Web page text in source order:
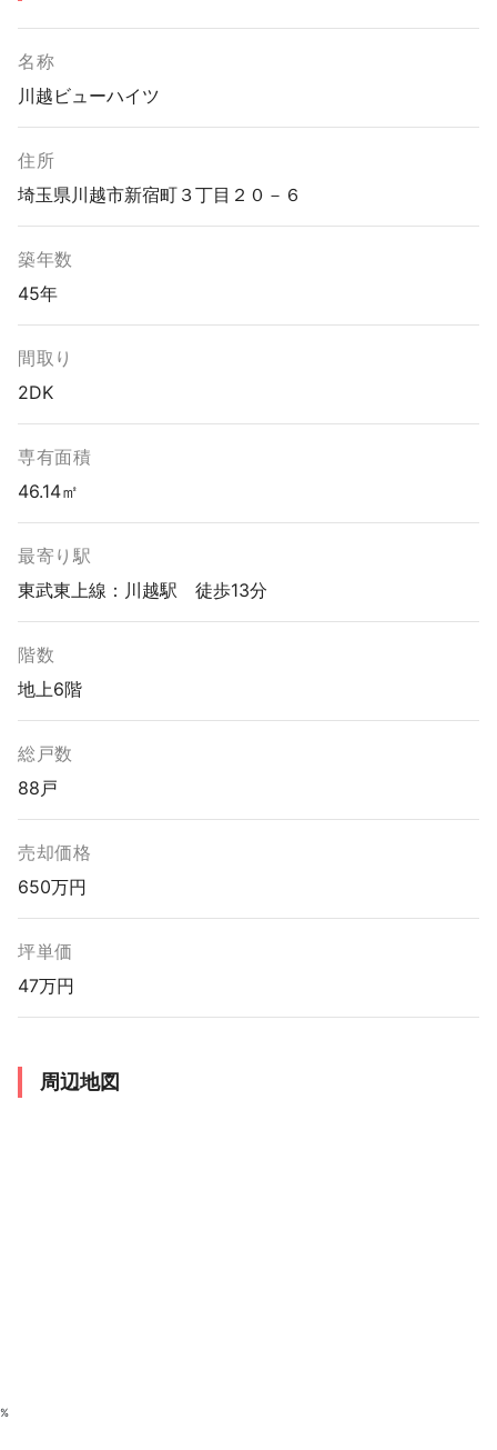
名称
川越ビューハイツ
住所
埼玉県川越市新宿町３丁目２０－６
築年数
45年
間取り
2DK
専有面積
46.14㎡
最寄り駅
東武東上線：川越駅 徒歩13分
階数
地上6階
総戸数
88戸
売却価格
650万円
坪単価
47万円
周辺地図
%